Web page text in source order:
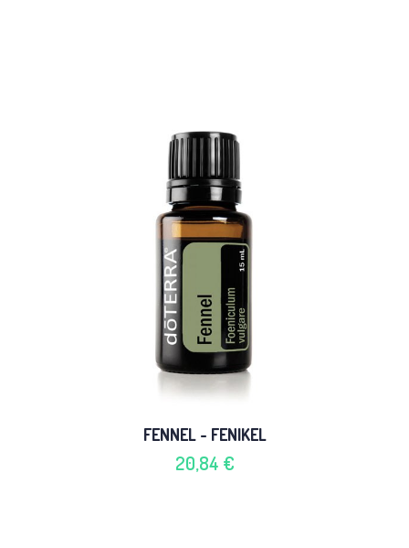
FENNEL - FENIKEL
20,84 €